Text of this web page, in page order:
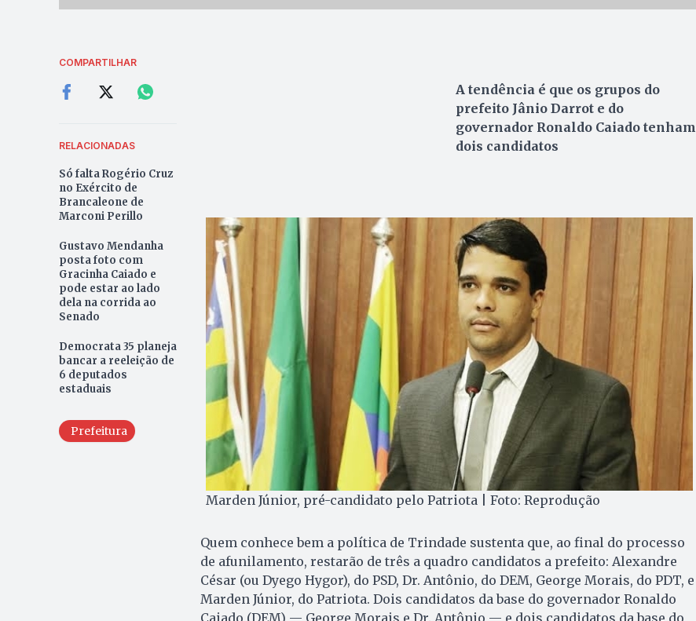
COMPARTILHAR
RELACIONADAS
Só falta Rogério Cruz
no Exército de
Brancaleone de
Marconi Perillo
Gustavo Mendanha
posta foto com
Gracinha Caiado e
pode estar ao lado
dela na corrida ao
Senado
Democrata 35 planeja
bancar a reeleição de
6 deputados
estaduais
Prefeitura
A tendência é que os grupos do
prefeito Jânio Darrot e do
governador Ronaldo Caiado tenham
dois candidatos
Marden Júnior, pré-candidato pelo Patriota | Foto: Reprodução
Quem conhece bem a política de Trindade sustenta que, ao final do processo
de afunilamento, restarão de três a quadro candidatos a prefeito: Alexandre
César (ou Dyego Hygor), do PSD, Dr. Antônio, do DEM, George Morais, do PDT, e
Marden Júnior, do Patriota. Dois candidatos da base do governador Ronaldo
Caiado (DEM) — George Morais e Dr. Antônio — e dois candidatos da base do